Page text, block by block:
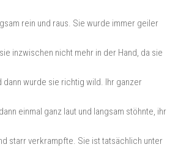
rein und raus. Sie wurde immer geiler
inzwischen nicht mehr in der Hand, da sie
dann wurde sie richtig wild. Ihr ganzer
einmal ganz laut und langsam stöhnte, ihr
starr verkrampfte. Sie ist tatsächlich unter